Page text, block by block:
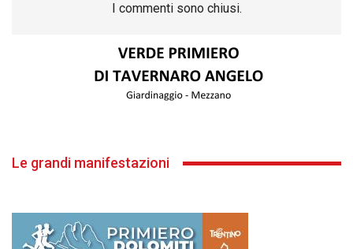
I commenti sono chiusi.
Le grandi manifestazioni